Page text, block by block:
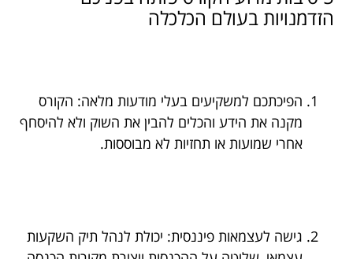
הזדמנויות בעולם הכלכלה
הפיכתכם למשקיעים בעלי מודעות מלאה: הקורס
מקנה את הידע והכלים להבין את השוק ולא להיסחף
אחרי שמועות או תחזיות לא מבוססות.
גישה לעצמאות פיננסית: יכולת לנהל תיק השקעות